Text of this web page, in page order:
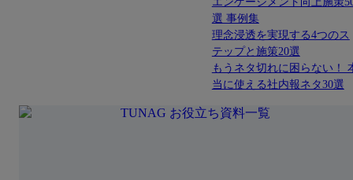
選 事例集
理念浸透を実現する4つのス
テップと施策20選
もうネタ切れに困らない！
当に使える社内報ネタ30選